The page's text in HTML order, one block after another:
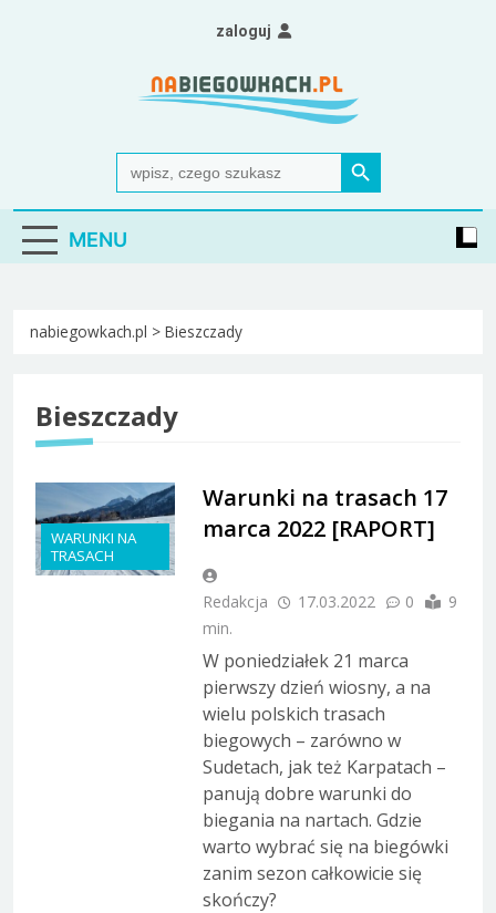
Nabiegowkach.pl
portal miłośników narciarstwa biegowego
Search
for:
Search Button
zaloguj
MENU
nabiegowkach.pl > Bieszczady
Bieszczady
WARUNKI NA
TRASACH
Warunki na trasach 17
marca 2022 [RAPORT]
Redakcja 17.03.2022 0
9
min.
W poniedziałek 21 marca
pierwszy dzień wiosny, a na
wielu polskich trasach
biegowych – zarówno w
Sudetach, jak też Karpatach –
panują dobre warunki do
biegania na nartach. Gdzie
warto wybrać się na biegówki
zanim sezon całkowicie się
skończy?